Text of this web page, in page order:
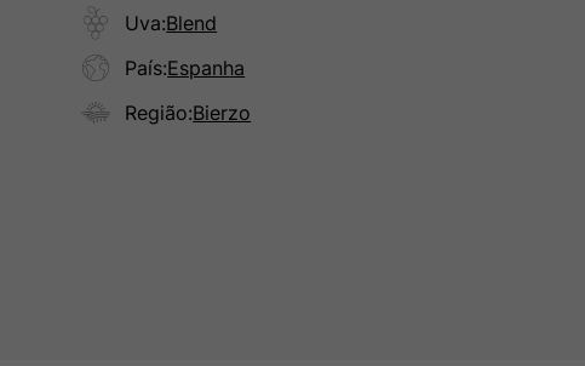
Uva:Blend
País:Espanha
Região:Bierzo